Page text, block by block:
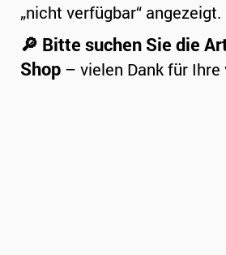
„nicht verfügbar“ angezeigt.
🔎 Bitte suchen Sie die
Shop – vielen Dank für Ihre